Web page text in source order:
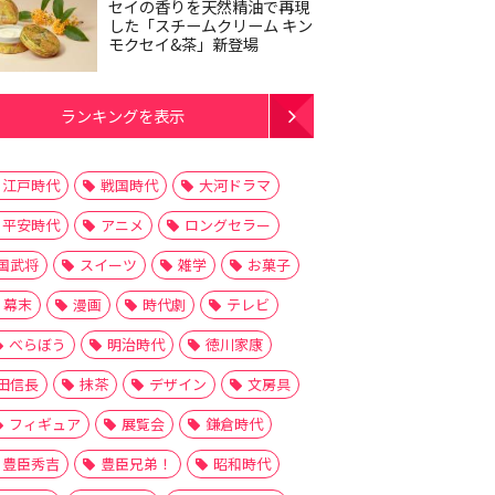
セイの香りを天然精油で再現
した「スチームクリーム キン
モクセイ&茶」新登場
ランキングを表示
江戸時代 戦国時代
大河ドラマ
平安時代
アニメ
ロングセラー
武将
スイーツ 雑学
お菓子
幕末
漫画 時代劇
テレビ
べらぼう
明治時代
徳川家康
信長
抹茶 デザイン
文房具
フィギュア
展覧会
鎌倉時代
豊臣秀吉
豊臣兄弟！
昭和時代